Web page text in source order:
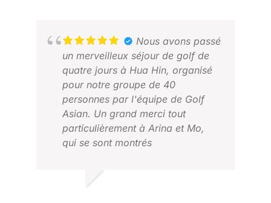
Nous avons passé
un merveilleux séjour de golf de
quatre jours à Hua Hin, organisé
pour notre groupe de 40
personnes par l'équipe de Golf
Asian. Un grand merci tout
particulièrement à Arina et Mo,
qui se sont montrés
malgré toutes les difficultés